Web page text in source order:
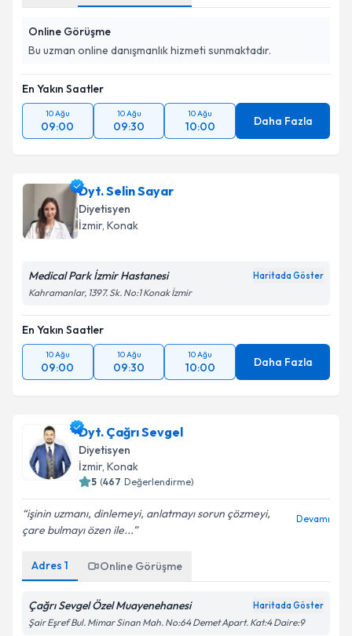
Online Görüşme
Bu uzman online danışmanlık hizmeti sunmaktadır.
En Yakın Saatler
10 Ağu
09:00
10 Ağu
09:30
10 Ağu
10:00 Daha Fazla
Dyt. Selin Sayar
Diyetisyen
İzmir, Konak
Medical Park İzmir Hastanesi Haritada Göster
Kahramanlar, 1397. Sk. No:1 Konak İzmir
En Yakın Saatler
10 Ağu
09:00
10 Ağu
09:30
10 Ağu
10:00 Daha Fazla
Dyt. Çağrı Sevgel
Diyetisyen
İzmir, Konak
5 (467 Değerlendirme)
işinin uzmanı, dinlemeyi, anlatmayı sorun çözmeyi,
çare bulmayı özen ile...
Devamı
Adres 1 Online Görüşme
Çağrı Sevgel Özel Muayenehanesi Haritada Göster
Şair Eşref Bul. Mimar Sinan Mah. No:64 Demet Apart. Kat:4 Daire:9